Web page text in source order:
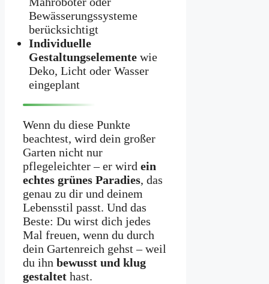
Bewässerungssysteme
berücksichtigt
Individuelle
Gestaltungselemente wie
Deko, Licht oder Wasser
eingeplant
Wenn du diese Punkte
beachtest, wird dein großer
Garten nicht nur
pflegeleichter – er wird ein
echtes grünes Paradies, das
genau zu dir und deinem
Lebensstil passt. Und das
Beste: Du wirst dich jedes
Mal freuen, wenn du durch
dein Gartenreich gehst – weil
du ihn bewusst und klug
gestaltet hast.